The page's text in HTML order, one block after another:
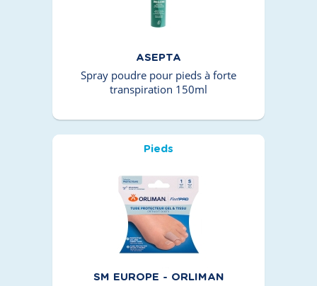
ASEPTA
Spray poudre pour pieds à forte
transpiration 150ml
Pieds
SM EUROPE - ORLIMAN